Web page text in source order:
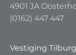
4901 JA
(0162) 447 447
Vestiging Tilburg